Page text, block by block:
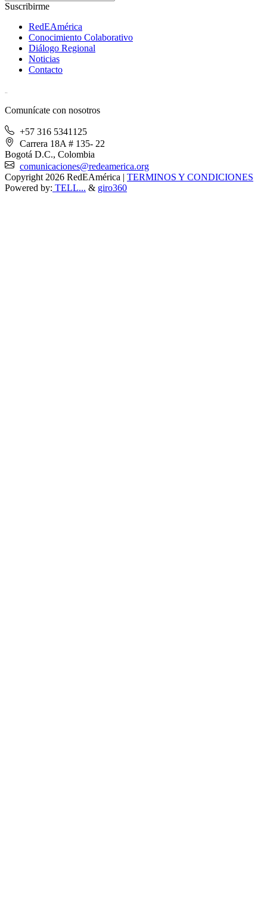
Suscribirme
RedEAmérica
Conocimiento Colaborativo
Diálogo Regional
Noticias
Contacto
Comunícate con nosotros
+57 316 5341125
Carrera 18A # 135- 22
Bogotá D.C., Colombia
comunicaciones@redeamerica.org
Copyright 2026 RedEAmérica | TERMINOS Y CONDICIONES
Powered by: TELL... & giro360